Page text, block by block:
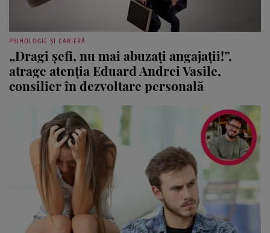
„Dragi șefi, nu mai abuzați angajații!”,
atrage atenția Eduard Andrei Vasile,
consilier în dezvoltare personală